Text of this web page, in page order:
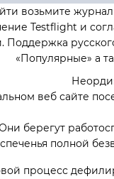
возьмите
Testflight и
Поддержка
«Популярные» а
веб сайте
берегут
полной
процесс